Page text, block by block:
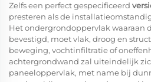
Zelfs een perfect gespecificeerd
presteren als de
Het ondergrondoppervlak waaraan
bevestigd, moet vlak, droog en
beweging, vochtinfiltratie of
achtergrondwand zal uiteindelijk
paneeloppervlak, met name bij